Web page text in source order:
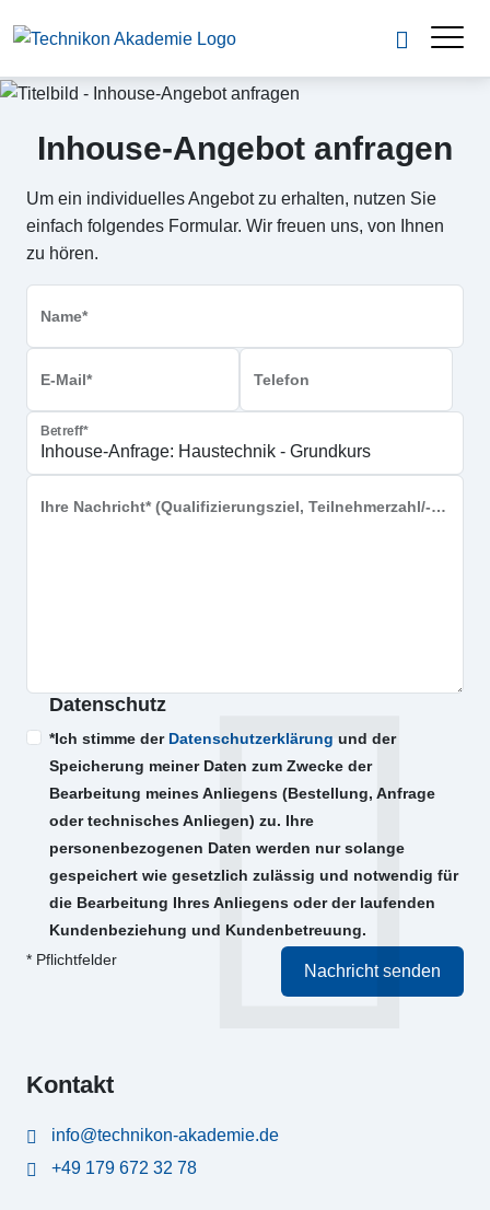
Inhouse-Angebot anfragen
Um ein individuelles Angebot zu erhalten, nutzen Sie
einfach folgendes Formular. Wir freuen uns, von Ihnen
zu hören.
Name*
E-Mail* Telefon
Betreff*
Ihre Nachricht* (Qualifizierungsziel, Teilnehmerzahl/-kreis, Veranstaltungsort, Zeitraum etc.)
Datenschutz
*Ich stimme der Datenschutzerklärung und der
Speicherung meiner Daten zum Zwecke der
Bearbeitung meines Anliegens (Bestellung, Anfrage
oder technisches Anliegen) zu. Ihre
personenbezogenen Daten werden nur solange
gespeichert wie gesetzlich zulässig und notwendig für
die Bearbeitung Ihres Anliegens oder der laufenden
Kundenbeziehung und Kundenbetreuung.
* Pflichtfelder
Nachricht senden
Kontakt
info@technikon-akademie.de
+49 179 672 32 78